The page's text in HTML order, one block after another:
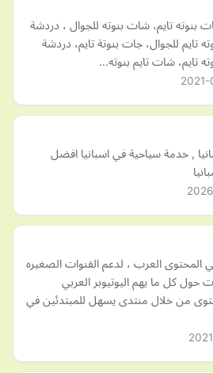
بنوته تايم، شات بنوته للجوال ، دردشة
تايم للجوال، جات بنوتة تايم، دردشة
تايم، شات تايم بنوته…
, خدمة سياحية في اسبانيا افضل
المحتوى العرب ، لدعم القنوات الصغيره
حول كل ما يهم اليوتيوبر العربي
من خلال منتدى يسهل للمبتدئين في